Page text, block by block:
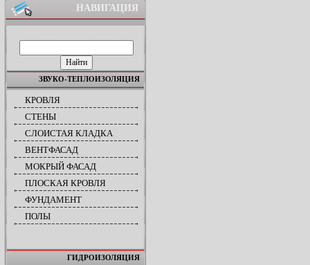
НАВИГАЦИЯ
ЗВУКО-ТЕПЛОИЗОЛЯЦИЯ
КРОВЛЯ
СТЕНЫ
СЛОИСТАЯ КЛАДКА
ВЕНТФАСАД
МОКРЫЙ ФАСАД
ПЛОСКАЯ КРОВЛЯ
ФУНДАМЕНТ
ПОЛЫ
ГИДРОИЗОЛЯЦИЯ